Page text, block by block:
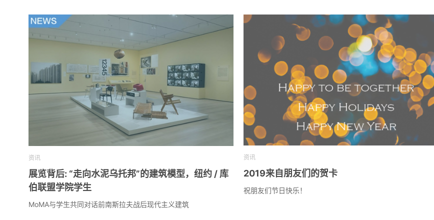
资讯
展览背后: “走向水泥乌托邦”的建筑模型，纽约 / 库
伯联盟学院学生
MoMA与学生共同对话前南斯拉夫战后现代主义建筑
资讯
2019来自朋友们的贺卡
祝朋友们节日快乐！